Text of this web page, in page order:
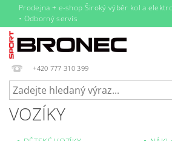
Prodejna + e‑shop Široký výběr kol a
• Odborný servis
+420 777 310 399
VOZÍKY